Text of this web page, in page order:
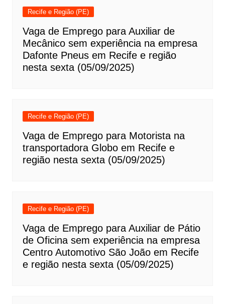
Recife e Região (PE)
Vaga de Emprego para Auxiliar de
Mecânico sem experiência na empresa
Dafonte Pneus em Recife e região
nesta sexta (05/09/2025)
Recife e Região (PE)
Vaga de Emprego para Motorista na
transportadora Globo em Recife e
região nesta sexta (05/09/2025)
Recife e Região (PE)
Vaga de Emprego para Auxiliar de Pátio
de Oficina sem experiência na empresa
Centro Automotivo São João em Recife
e região nesta sexta (05/09/2025)